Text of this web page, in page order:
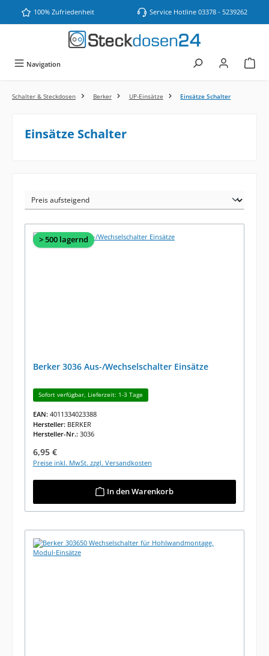
Zum Hauptinhalt springen
100% Zufriedenheit Service Hotline 03378 - 5239262
Navigation
Schalter & Steckdosen Berker UP-Einsätze Einsätze Schalter
Einsätze Schalter
> 500 lagernd
Berker 3036 Aus-/Wechselschalter Einsätze
Sofort verfügbar, Lieferzeit: 1-3 Tage
EAN: 4011334023388
Hersteller: BERKER
Hersteller-Nr.: 3036
Regulärer Preis:
6,95 €
Preise inkl. MwSt. zzgl. Versandkosten
In den Warenkorb